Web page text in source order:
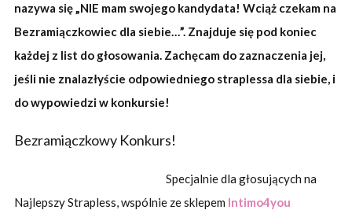
nazywa się „NIE mam swojego kandydata! Wciąż czekam na
Bezramiączkowiec dla siebie…”. Znajduje się pod koniec
każdej z list do głosowania. Zachęcam do zaznaczenia jej,
jeśli nie znalazłyście odpowiedniego straplessa dla siebie, i
do wypowiedzi w konkursie!
Bezramiączkowy Konkurs!
Specjalnie dla głosujących na
Najlepszy Strapless, wspólnie ze sklepem Intimo4you